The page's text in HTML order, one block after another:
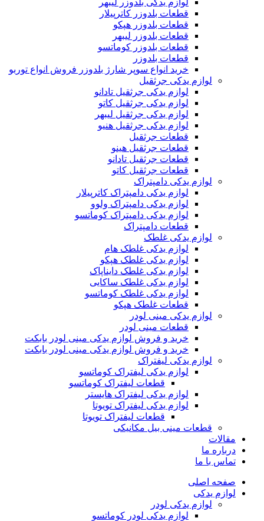
لوازم یدکی بلدوزر لیبهر
قطعات بلدوزر کاترپیلار
قطعات بلدوزر هپکو
قطعات بلدوزر لیبهر
قطعات بلدوزر کوماتسو
قطعات بلدوزر
خرید انواع سوپر شارژ بلدوزر فروش انواع توربو
لوازم یدکی جرثقیل
لوازم یدکی جرثقیل تادانو
لوازم یدکی جرثقیل کاتو
لوازم یدکی جرثقیل لیبهر
لوازم یدکی جرثقیل هنیو
قطعات جرثقیل
قطعات جرثقیل هینو
قطعات جرثقیل تادانو
قطعات جرثقیل کاتو
لوازم یدکی دامپتراک
لوازم یدکی دامپتراک کاترپیلار
لوازم یدکی دامپتراک ولوو
لوازم یدکی دامپتراک کوماتسو
قطعات دامپتراک
لوازم یدکی غلطک
لوازم یدکی غلطک هام
لوازم یدکی غلطک هپکو
لوازم یدکی غلطک دایناپاک
لوازم یدکی غلطک ساکایی
لوازم یدکی غلطک کوماتسو
قطعات غلطک هپکو
لوازم یدکی مینی لودر
قطعات مینی لودر
خرید و فروش لوازم یدکی مینی لودر بابکت
خرید و فروش لوازم یدکی مینی لودر بابکت
لوازم یدکی لیفتراک
لوازم یدکی لیفتراک کوماتسو
قطعات لیفتراک کوماتسو
لوازم یدکی لیفتراک هایستر
لوازم یدکی لیفتراک تویوتا
قطعات لیفتراک تویوتا
قطعات مینی بیل مکانیکی
ما
با ما
اصلی
یدکی
لوازم یدکی لودر
لوازم یدکی لودر کوماتسو